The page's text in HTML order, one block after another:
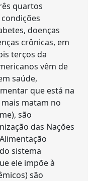
quartos
doenças
crônicas, em
terços da
vêm de
saúde,
que está na
matam no
são
das Nações
sistema
ele impõe à
são